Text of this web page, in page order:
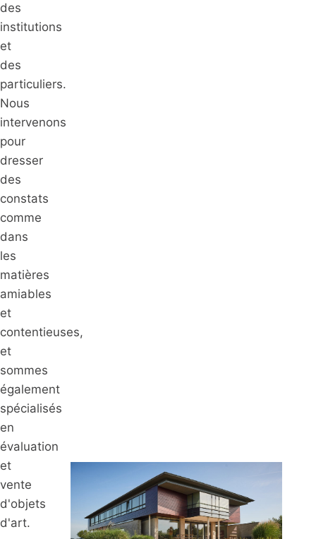
des
institutions
et
des
particuliers.
Nous
intervenons
pour
dresser
des
constats
comme
dans
les
matières
amiables
et
contentieuses,
et
sommes
également
spécialisés
en
évaluation
et
vente
d'objets
d'art.